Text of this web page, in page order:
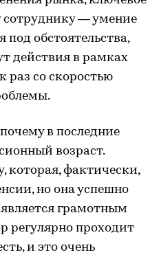
— умение
под обстоятельства,
действия в рамках
раз со скоростью
в последние
возраст.
которая, фактически,
но она успешно
грамотным
регулярно проходит
и это очень